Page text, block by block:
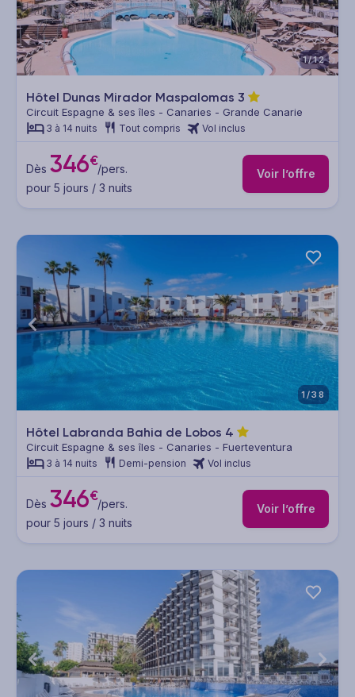
1/12
Hôtel Dunas Mirador Maspalomas 3
Circuit Espagne & ses îles - Canaries - Grande Canarie
3 à 14 nuits Tout compris Vol inclus
Dès 346€/pers.
pour 5 jours / 3 nuits
Voir l’offre
1/38
Hôtel Labranda Bahia de Lobos 4
Circuit Espagne & ses îles - Canaries - Fuerteventura
3 à 14 nuits Demi-pension Vol inclus
Dès 346€/pers.
pour 5 jours / 3 nuits
Voir l’offre